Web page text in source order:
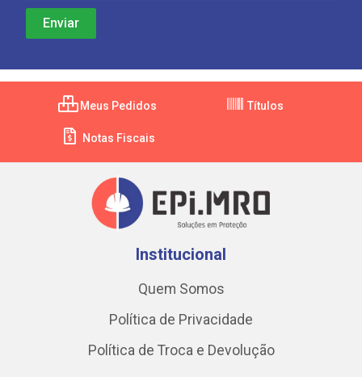
Meus Pedidos Títulos
Notas Fiscais
Institucional
Quem Somos
Política de Privacidade
Política de Troca e Devolução